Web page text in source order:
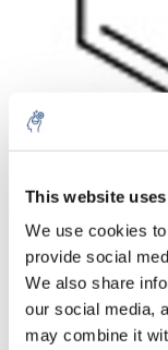
This website
We use cookies
provide social
We also share
our social media,
may combine it